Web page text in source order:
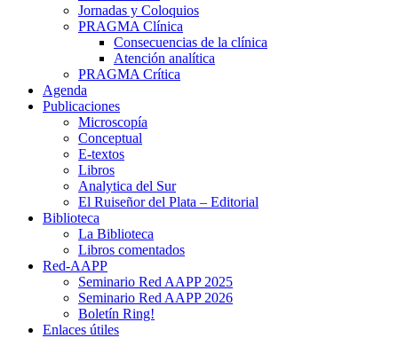
Jornadas y Coloquios
PRAGMA Clínica
Consecuencias de la clínica
Atención analítica
PRAGMA Crítica
Agenda
Publicaciones
Microscopía
Conceptual
E-textos
Libros
Analytica del Sur
El Ruiseñor del Plata – Editorial
Biblioteca
La Biblioteca
Libros comentados
Red-AAPP
Seminario Red AAPP 2025
Seminario Red AAPP 2026
Boletín Ring!
Enlaces útiles